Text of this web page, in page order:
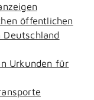
öffentlichen
Deutschland
Urkunden für